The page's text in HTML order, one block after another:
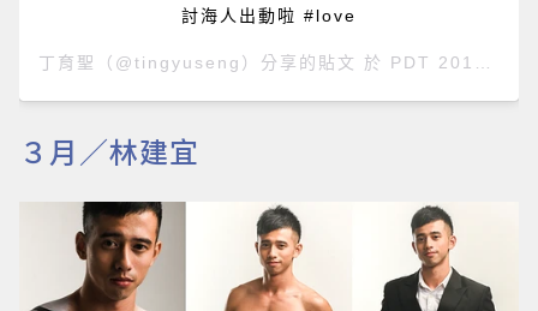
討海人出動啦 #love
丁育聖 （@tingyuseng）分享的貼文 於 PDT 2018 年 5月 月 13 日 上午 12:47
３月／林建宜